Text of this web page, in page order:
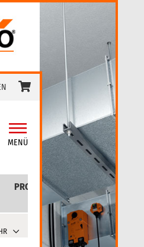
MENÜ
PRODUKTE